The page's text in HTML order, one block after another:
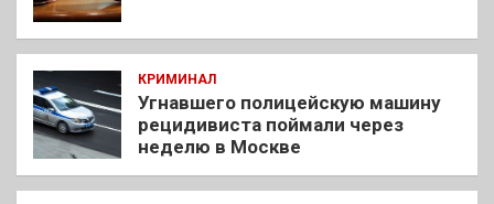
КРИМИНАЛ
Угнавшего полицейскую машину
рецидивиста поймали через
неделю в Москве